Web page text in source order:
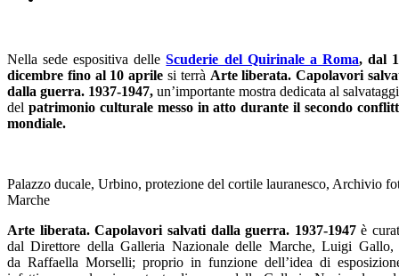
Nella sede espositiva delleScuderie del Quirinale a Roma, dal
dicembre fino al 10 aprile si terrà Arte liberata. Capolavori
dalla guerra. 1937-1947, un’importante mostra dedicata al
del patrimonio culturale messo in atto durante il secondo
mondiale.
Palazzo ducale, Urbino, protezione del cortile lauranesco, Archivio
Marche
Arte liberata. Capolavori salvati dalla guerra. 1937-1947è
dal Direttore della Galleria Nazionale delle Marche, Luigi Gallo,
da Raffaella Morselli; proprio in funzione dell’idea di